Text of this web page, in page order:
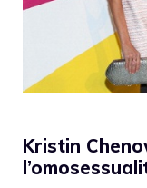
Kristin